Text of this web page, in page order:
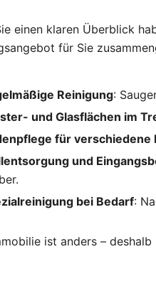
einen klaren Überblick
für Sie
Reinigung:
und Glasflächen im
für verschiedene
und
bei Bedarf:
ist anders –